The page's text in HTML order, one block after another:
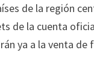
de la región
de la cuenta
ya a la venta de